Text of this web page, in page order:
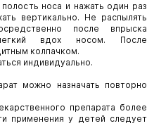
носа и нажать один раз
вертикально. Не распылять
после впрыска
вдох носом. После
колпачком.
индивидуально.
можно назначать повторно
препарата более
применения у детей следует